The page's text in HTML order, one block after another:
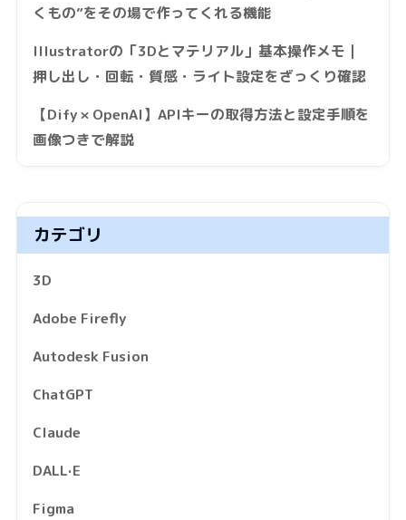
くもの”をその場で作ってくれる機能
Illustratorの「3Dとマテリアル」基本操作メモ｜
押し出し・回転・質感・ライト設定をざっくり確認
【Dify × OpenAI】APIキーの取得方法と設定手順を
画像つきで解説
カテゴリ
3D
Adobe Firefly
Autodesk Fusion
ChatGPT
Claude
DALL·E
Figma